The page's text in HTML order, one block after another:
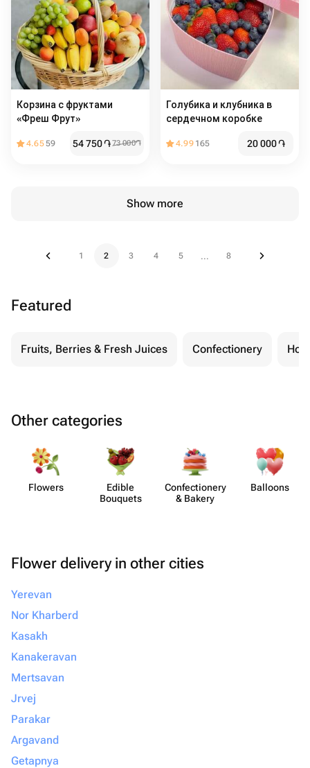
Корзина с фруктами
«Фреш Фрут»
4.6559 54 750֏73 000֏
Голубика и клубника в
сердечном коробке
4.99 165 20 000֏
Show more
1 2 3 4 5 ... 8
Featured
Fruits, Berries & Fresh Juices Confectionery
Other categories
Flowers
Edible
Bouquets
Confect​ionery
& Bakery
Balloons
Flower delivery in other cities
Yerevan
Nor Kharberd
Kasakh
Kanakeravan
Mertsavan
Jrvej
Parakar
Argavand
Getapnya